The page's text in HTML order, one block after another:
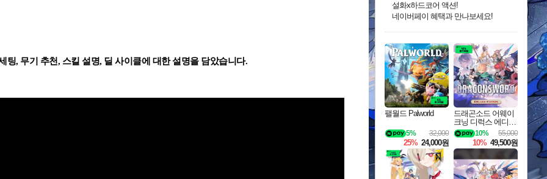
팅, 무기 추천, 스킬 설명, 딜 사이클에 대한 설명을 담았습니다.
최대 90% 할인가를 만나보세요!
네이버혜택과 함께 만나보세요!
50%할인&추가 적립까지!
네이버 포인트 혜택까지!
이니&베니 혜택까지!
네이버 혜택가와 함께 예약하세요!
할인&네이버혜택으로 만나보세요!
설화x하드코어 액션!
네이버페이 혜택과 만나보세요!
40주년 프로모션으로 만나보세요!
할인가에 만나보세요!
일부 에디션 상시 할인!
혜택으로 예약 판매 중
편안하게 충전하세요
팰월드 Palworld
32,000
5%
25% 24,000원
드래곤소드 어웨이
크닝 디럭스 에디션
DragonSword Awake
ning Deluxe Edition
55,000
10%
10% 49,500원